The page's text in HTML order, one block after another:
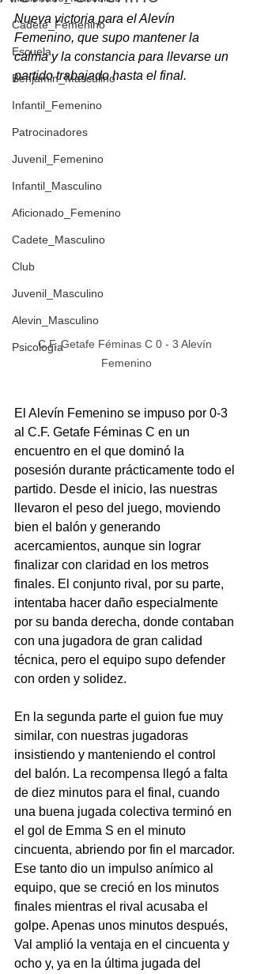
Cadete_Femenino
Escuela
Benjamin_Masculino
Infantil_Femenino
Patrocinadores
Juvenil_Femenino
Infantil_Masculino
Aficionado_Femenino
Cadete_Masculino
Club
Juvenil_Masculino
Alevin_Masculino
Psicología
Nueva victoria para el Alevín
Femenino, que supo mantener la
calma y la constancia para llevarse un
partido trabajado hasta el final.
C.F. Getafe Féminas C 0 - 3 Alevín
Femenino
El Alevín Femenino se impuso por 0-3
al C.F. Getafe Féminas C en un
encuentro en el que dominó la
posesión durante prácticamente todo el
partido. Desde el inicio, las nuestras
llevaron el peso del juego, moviendo
bien el balón y generando
acercamientos, aunque sin lograr
finalizar con claridad en los metros
finales. El conjunto rival, por su parte,
intentaba hacer daño especialmente
por su banda derecha, donde contaban
con una jugadora de gran calidad
técnica, pero el equipo supo defender
con orden y solidez.
En la segunda parte el guion fue muy
similar, con nuestras jugadoras
insistiendo y manteniendo el control
del balón. La recompensa llegó a falta
de diez minutos para el final, cuando
una buena jugada colectiva terminó en
el gol de Emma S en el minuto
cincuenta, abriendo por fin el marcador.
Ese tanto dio un impulso anímico al
equipo, que se creció en los minutos
finales mientras el rival acusaba el
golpe. Apenas unos minutos después,
Val amplió la ventaja en el cincuenta y
ocho y, ya en la última jugada del